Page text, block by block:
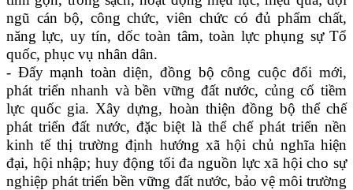
ngũ cán bộ, công chức, viên chức có đủ phẩm chất,
năng lực, uy tín, dốc toàn tâm, toàn lực phụng sự Tổ
quốc, phục vụ nhân dân.
- Đẩy mạnh toàn diện, đồng bộ công cuộc đổi mới,
phát triển nhanh và bền vững đất nước, củng cố tiềm
lực quốc gia. Xây dựng, hoàn thiện đồng bộ thể chế
phát triển đất nước, đặc biệt là thể chế phát triển nền
kinh tế thị trường định hướng xã hội chủ nghĩa hiện
đại, hội nhập; huy động tối đa nguồn lực xã hội cho sự
nghiệp phát triển bền vững đất nước, bảo vệ môi trường